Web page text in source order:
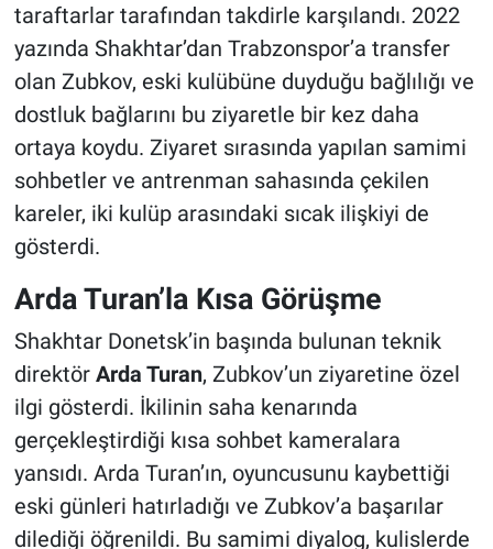
taraftarlar tarafından takdirle karşılandı. 2022
yazında Shakhtar’dan Trabzonspor’a transfer
olan Zubkov, eski kulübüne duyduğu bağlılığı ve
dostluk bağlarını bu ziyaretle bir kez daha
ortaya koydu. Ziyaret sırasında yapılan samimi
sohbetler ve antrenman sahasında çekilen
kareler, iki kulüp arasındaki sıcak ilişkiyi de
gösterdi.
Arda Turan’la Kısa Görüşme
Shakhtar Donetsk’in başında bulunan teknik
direktör Arda Turan, Zubkov’un ziyaretine özel
ilgi gösterdi. İkilinin saha kenarında
gerçekleştirdiği kısa sohbet kameralara
yansıdı. Arda Turan’ın, oyuncusunu kaybettiği
eski günleri hatırladığı ve Zubkov’a başarılar
dilediği öğrenildi. Bu samimi diyalog, kulislerde